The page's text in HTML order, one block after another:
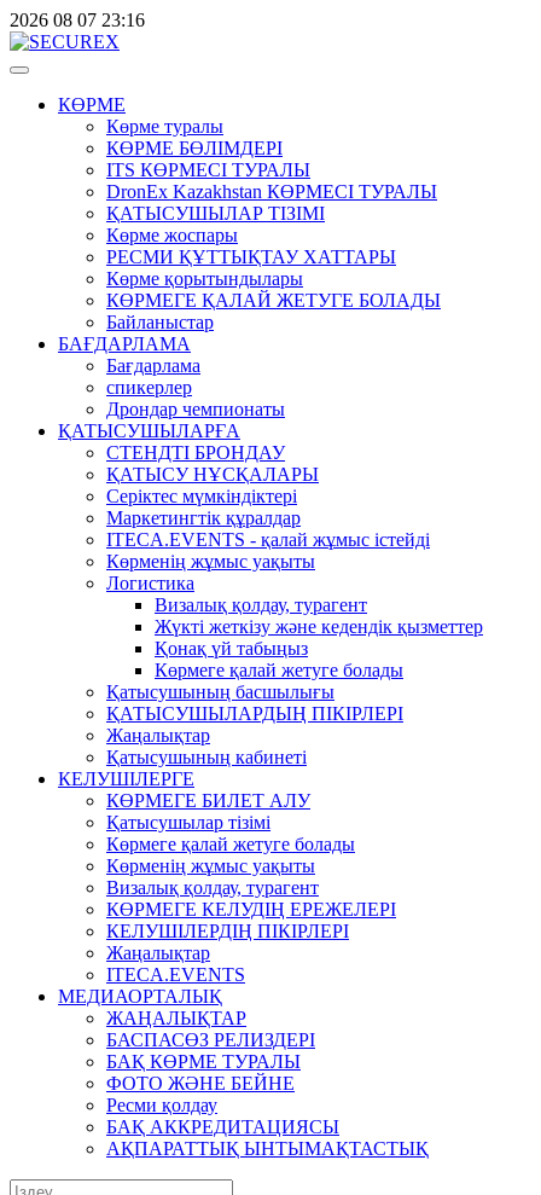
2026 08 07 23:16
КӨРМЕ
Көрме туралы
КӨРМЕ БӨЛІМДЕРІ
ITS КӨРМЕСІ ТУРАЛЫ
DronEx Kazakhstan КӨРМЕСІ ТУРАЛЫ
ҚАТЫСУШЫЛАР ТІЗІМІ
Көрме жоспары
РЕСМИ ҚҰТТЫҚТАУ ХАТТАРЫ
Көрме қорытындылары
КӨРМЕГЕ ҚАЛАЙ ЖЕТУГЕ БОЛАДЫ
Байланыстар
БАҒДАРЛАМА
Бағдарлама
спикерлер
Дрондар чемпионаты
ҚАТЫСУШЫЛАРҒА
СТЕНДТІ БРОНДАУ
ҚАТЫСУ НҰСҚАЛАРЫ
Серіктес мүмкіндіктері
Маркетингтік құралдар
ITECA.EVENTS - қалай жұмыс істейді
Көрменің жұмыс уақыты
Логистика
Визалық қолдау, турагент
Жүкті жеткізу және кедендік қызметтер
Қонақ үй табыңыз
Көрмеге қалай жетуге болады
Қатысушының басшылығы
ҚАТЫСУШЫЛАРДЫҢ ПІКІРЛЕРІ
Жаңалықтар
Қатысушының кабинеті
КЕЛУШІЛЕРГЕ
КӨРМЕГЕ БИЛЕТ АЛУ
Қатысушылар тізімі
Көрмеге қалай жетуге болады
Көрменің жұмыс уақыты
Визалық қолдау, турагент
КӨРМЕГЕ КЕЛУДІҢ ЕРЕЖЕЛЕРІ
КЕЛУШІЛЕРДІҢ ПІКІРЛЕРІ
Жаңалықтар
ITECA.EVENTS
МЕДИАОРТАЛЫҚ
ЖАҢАЛЫҚТАР
БАСПАСӨЗ РЕЛИЗДЕРІ
БАҚ КӨРМЕ ТУРАЛЫ
ФОТО ЖӘНЕ БЕЙНЕ
Ресми қолдау
БАҚ АККРЕДИТАЦИЯСЫ
АҚПАРАТТЫҚ ЫНТЫМАҚТАСТЫҚ